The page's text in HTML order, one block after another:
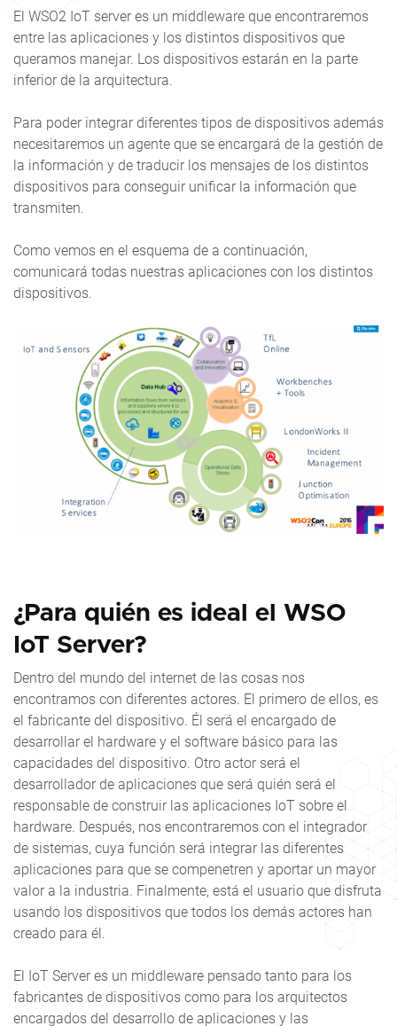
El WSO2 IoT server es un middleware que encontraremos
entre las aplicaciones y los distintos dispositivos que
queramos manejar. Los dispositivos estarán en la parte
inferior de la arquitectura.
Para poder integrar diferentes tipos de dispositivos además
necesitaremos un agente que se encargará de la gestión de
la información y de traducir los mensajes de los distintos
dispositivos para conseguir unificar la información que
transmiten.
Como vemos en el esquema de a continuación,
comunicará todas nuestras aplicaciones con los distintos
dispositivos.
¿Para quién es ideal el WSO
IoT Server?
Dentro del mundo del internet de las cosas nos
encontramos con diferentes actores. El primero de ellos, es
el fabricante del dispositivo. Él será el encargado de
desarrollar el hardware y el software básico para las
capacidades del dispositivo. Otro actor será el
desarrollador de aplicaciones que será quién será el
responsable de construir las aplicaciones IoT sobre el
hardware. Después, nos encontraremos con el integrador
de sistemas, cuya función será integrar las diferentes
aplicaciones para que se compenetren y aportar un mayor
valor a la industria. Finalmente, está el usuario que disfruta
usando los dispositivos que todos los demás actores han
creado para él.
El IoT Server es un middleware pensado tanto para los
fabricantes de dispositivos como para los arquitectos
encargados del desarrollo de aplicaciones y las